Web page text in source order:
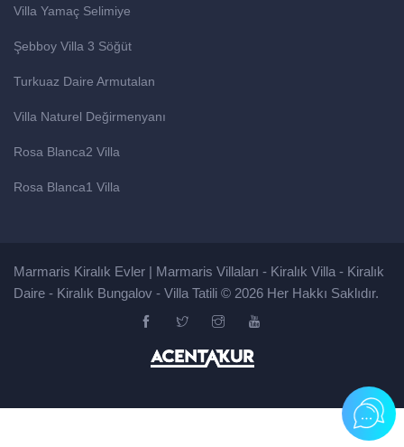
Villa Yamaç Selimiye
Şebboy Villa 3 Söğüt
Turkuaz Daire Armutalan
Villa Naturel Değirmenyanı
Rosa Blanca2 Villa
Rosa Blanca1 Villa
Marmaris Kiralık Evler | Marmaris Villaları - Kiralık Villa - Kiralık
Daire - Kiralık Bungalov - Villa Tatili © 2026 Her Hakkı Saklıdır.